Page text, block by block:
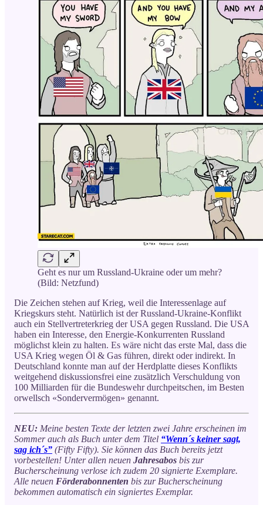
Geht es nur um Russland-Ukraine oder um mehr?
(Bild: Netzfund)
Die Zeichen stehen auf Krieg, weil die Interessenlage auf
Kriegskurs steht. Natürlich ist der Russland-Ukraine-Konflikt
auch ein Stellvertreterkrieg der USA gegen Russland. Die USA
haben ein Interesse, den Energie-Konkurrenten Russland
möglichst klein zu halten. Es wäre nicht das erste Mal, dass die
USA Krieg wegen Öl & Gas führen, direkt oder indirekt. In
Deutschland konnte man auf der Herdplatte dieses Konflikts
weitgehend diskussionsfrei eine zusätzlich Verschuldung von
100 Milliarden für die Bundeswehr durchpeitschen, im Besten
orwellsch «Sondervermögen» genannt.
NEU: Meine besten Texte der letzten zwei Jahre erscheinen im
Sommer auch als Buch unter dem Titel “Wenn´s keiner sagt,
sag ich´s” (Fifty Fifty). Sie können das Buch bereits jetzt
vorbestellen! Unter allen neuen Jahresabos bis zur
Bucherscheinung verlose ich zudem 20 signierte Exemplare.
Alle neuen Förderabonnenten bis zur Bucherscheinung
bekommen automatisch ein signiertes Exemplar.